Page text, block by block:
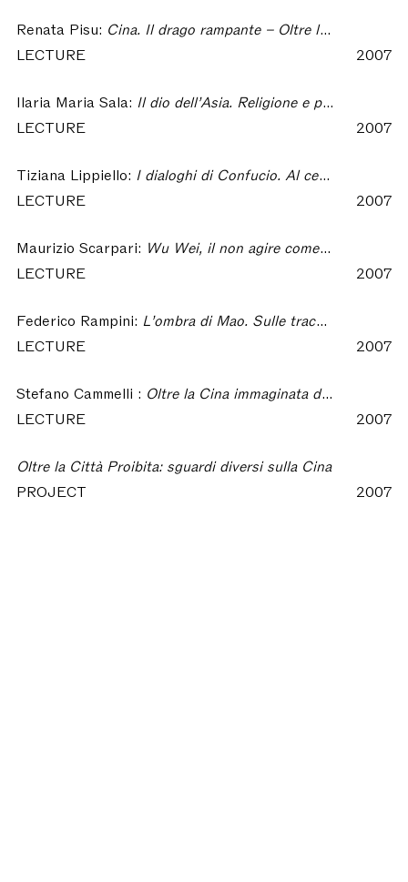
Renata Pisu: Cina. Il drago rampante – Oltre la Città Probita
LECTURE
2007
Ilaria Maria Sala: Il dio dell’Asia. Religione e politica in Oriente – Oltre la Città Proibita
LECTURE
2007
Tiziana Lippiello: I dialoghi di Confucio. Al centro di una tradizione millenaria – Oltre la Città Proibita
LECTURE
2007
Maurizio Scarpari: Wu Wei, il non agire come fulcro di un operare in consonanza con l'ordinamento celeste – Oltre la Città Proibita
LECTURE
2007
Federico Rampini: L’ombra di Mao. Sulle tracce del Grande Timoniere per capire il presente di Cina, Tibet, Corea del Nord e il futuro del mondo – Oltre la Città Proibita
LECTURE
2007
Stefano Cammelli : Oltre la Cina immaginata dagli occidentali - Oltre la Città Proibita
LECTURE
2007
Oltre la Città Proibita: sguardi diversi sulla Cina
PROJECT
2007